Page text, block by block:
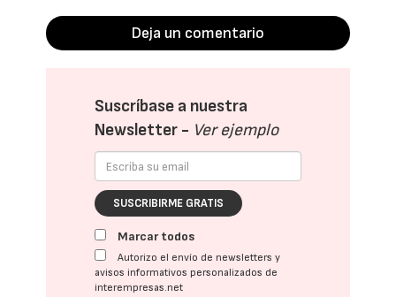
Deja un comentario
Suscríbase a nuestra
Newsletter - Ver ejemplo
SUSCRIBIRME GRATIS
Marcar todos
Autorizo el envío de newsletters y
avisos informativos personalizados de
interempresas.net